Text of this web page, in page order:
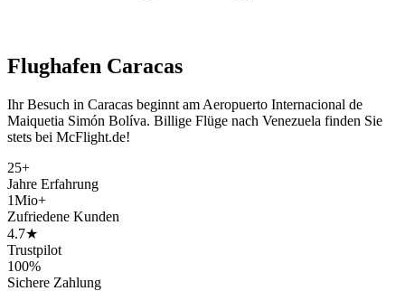
Flughafen Caracas
Ihr Besuch in Caracas beginnt am Aeropuerto Internacional de
Maiquetia Simón Bolíva. Billige Flüge nach Venezuela finden Sie
stets bei McFlight.de!
25+
Jahre Erfahrung
1Mio+
Zufriedene Kunden
4.7★
Trustpilot
100%
Sichere Zahlung